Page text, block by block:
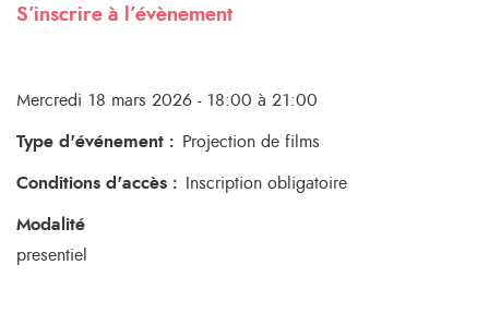
S’inscrire à l’évènement
Mercredi 18 mars 2026 - 18:00 à 21:00
Type d'événement : Projection de films
Conditions d'accès : Inscription obligatoire
Modalité
presentiel